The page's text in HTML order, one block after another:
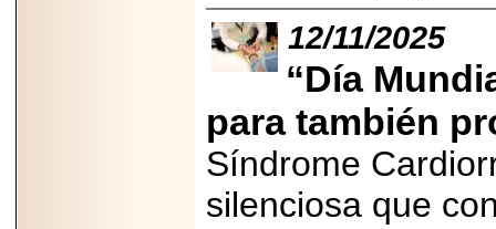
12/11/2025
“Día
para también
Síndrome
silenciosa que